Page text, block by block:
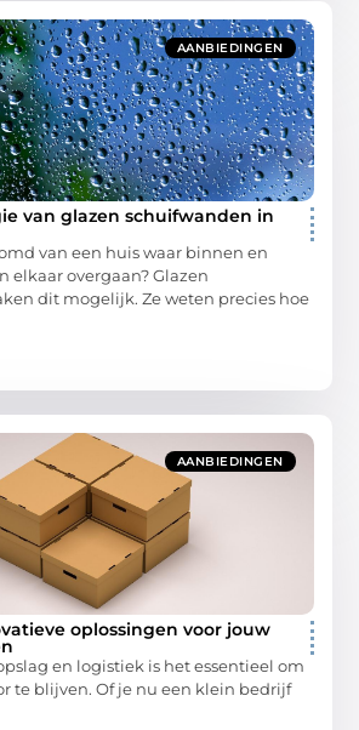
AANBIEDINGEN
van glazen schuifwanden in
van een huis waar binnen en
elkaar overgaan? Glazen
dit mogelijk. Ze weten precies hoe
AANBIEDINGEN
oplossingen voor jouw
en logistiek is het essentieel om
te blijven. Of je nu een klein bedrijf